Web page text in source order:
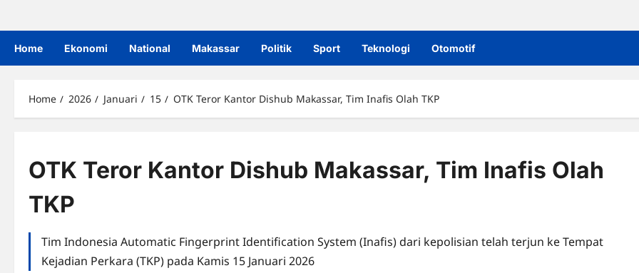
Home Ekonomi National Makassar Politik Sport Teknologi Otomotif
Home 2026 Januari 15 OTK Teror Kantor Dishub Makassar, Tim Inafis Olah TKP
OTK Teror Kantor Dishub Makassar, Tim Inafis Olah
TKP
Tim Indonesia Automatic Fingerprint Identification System (Inafis) dari kepolisian telah terjun ke Tempat
Kejadian Perkara (TKP) pada Kamis 15 Januari 2026